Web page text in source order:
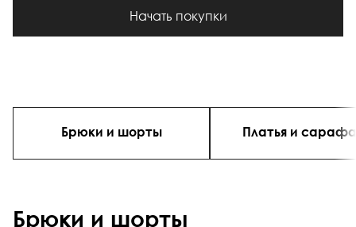
Начать покупки
Брюки и шорты Платья и
Брюки и шорты